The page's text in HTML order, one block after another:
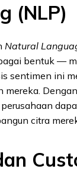
(NLP)
Natural
bentuk —
sentimen ini
mereka.
citra